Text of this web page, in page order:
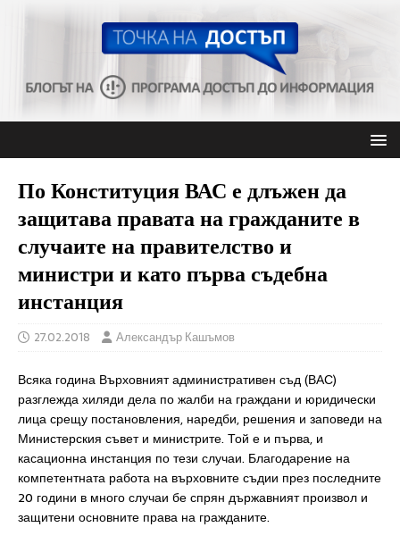
По Конституция ВАС е длъжен да
защитава правата на гражданите в
случаите на правителство и
министри и като първа съдебна
инстанция
27.02.2018 Александър Кашъмов
Всяка година Върховният административен съд (ВАС)
разглежда хиляди дела по жалби на граждани и юридически
лица срещу постановления, наредби, решения и заповеди на
Министерския съвет и министрите. Той е и първа, и
касационна инстанция по тези случаи. Благодарение на
компетентната работа на върховните съдии през последните
20 години в много случаи бе спрян държавният произвол и
защитени основните права на гражданите.